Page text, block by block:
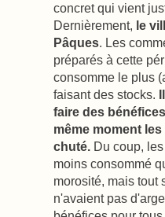
concret qui vient
Dernièrement, le
Pâques. Les
préparés à cette
consomme le plus
faisant des stocks.
faire des
même moment
chuté. Du coup,
moins consommé
morosité, mais tout
n'avaient pas